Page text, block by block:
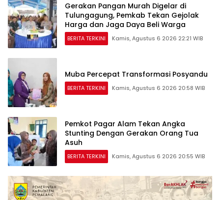
Gerakan Pangan Murah Digelar di
Tulungagung, Pemkab Tekan Gejolak
Harga dan Jaga Daya Beli Warga
BERITA TERKINI Kamis, Agustus 6 2026 22:21 WIB
Muba Percepat Transformasi Posyandu
BERITA TERKINI Kamis, Agustus 6 2026 20:58 WIB
Pemkot Pagar Alam Tekan Angka
Stunting Dengan Gerakan Orang Tua
Asuh
BERITA TERKINI Kamis, Agustus 6 2026 20:55 WIB